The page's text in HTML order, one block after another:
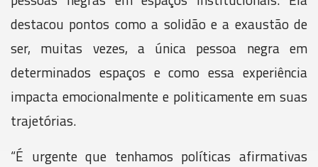
destacou pontos como a solidão e a exaustão de
ser, muitas vezes, a única pessoa negra em
determinados espaços e como essa experiência
impacta emocionalmente e politicamente em suas
trajetórias.
“É urgente que tenhamos políticas afirmativas